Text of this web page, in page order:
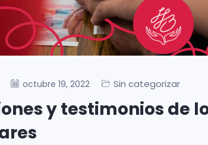
octubre 19, 2022 Sin categorizar
y testimonios de